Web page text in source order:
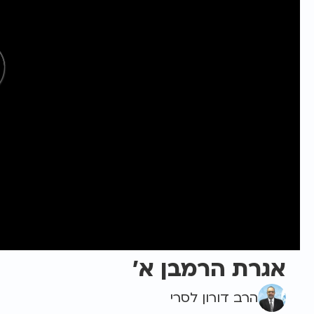
אגרת הרמבן א'
הרב דורון לסרי